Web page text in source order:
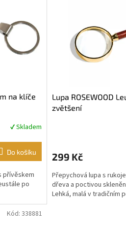
na klíče
✔ Skladem
Do košíku
přívěskem
po
Lupa ROSEWOOD
zvětšení
je
z
5
hvězdiček.
299 Kč
Přepychová lupa s
dřeva a poctivou
Lehká, malá v tradičním
Kód: 338881